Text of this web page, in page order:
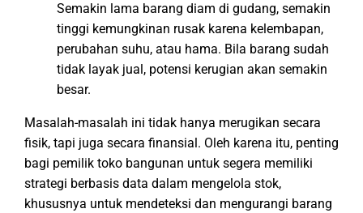
Semakin lama barang diam di gudang, semakin
tinggi kemungkinan rusak karena kelembapan,
perubahan suhu, atau hama. Bila barang sudah
tidak layak jual, potensi kerugian akan semakin
besar.
Masalah-masalah ini tidak hanya merugikan secara
fisik, tapi juga secara finansial. Oleh karena itu, penting
bagi pemilik toko bangunan untuk segera memiliki
strategi berbasis data dalam mengelola stok,
khususnya untuk mendeteksi dan mengurangi barang